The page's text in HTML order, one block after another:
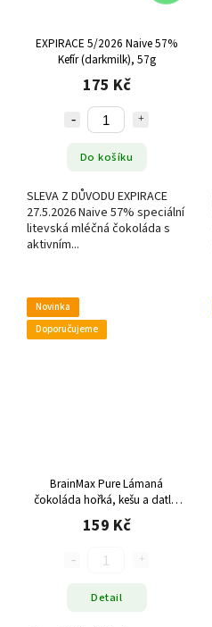
EXPIRACE 5/2026 Naive 57%
Kefír (darkmilk), 57g
175 Kč
Do košíku
SLEVA Z DŮVODU EXPIRACE
27.5.2026 Naive 57% speciální
litevská mléčná čokoláda s
aktivním...
Novinka
Doporučujeme
BrainMax Pure Lámaná
čokoláda hořká, kešu a datle,
BIO, 200 g
159 Kč
Detail